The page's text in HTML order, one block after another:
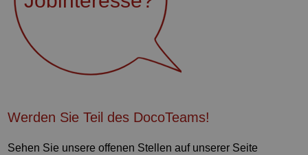
Werden Sie Teil des DocoTeams!
Sehen Sie unsere offenen Stellen auf unserer Seite